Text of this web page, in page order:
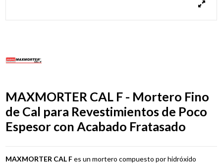
MAXMORTER CAL F - Mortero Fino
de Cal para Revestimientos de Poco
Espesor con Acabado Fratasado
MAXMORTER CAL Fes un mortero compuesto por hidróxido